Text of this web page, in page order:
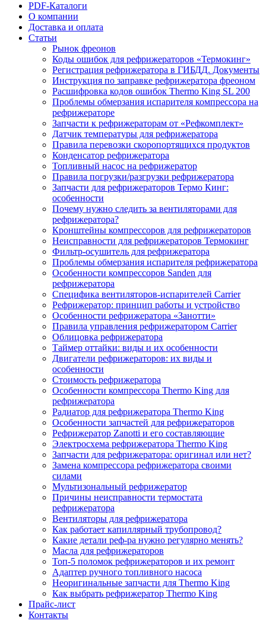
PDF-Каталоги
О компании
Доставка и оплата
Статьи
Рынок фреонов
Коды ошибок для рефрижераторов «Термокинг»
Регистрация рефрижератора в ГИБДД. Документы
Инструкция по заправке рефрижератора фреоном
Расшифровка кодов ошибок Thermo King SL 200
Проблемы обмерзания испарителя компрессора на
рефрижераторе
Запчасти к рефрижераторам от «Рефкомплект»
Датчик температуры для рефрижератора
Правила перевозки скоропортящихся продуктов
Конденсатор рефрижератора
Топливный насос на рефрижератор
Правила погрузки/разгрузки рефрижератора
Запчасти для рефрижераторов Термо Кинг:
особенности
Почему нужно следить за вентиляторами для
рефрижератора?
Кронштейны компрессоров для рефрижераторов
Неисправности для рефрижераторов Термокинг
Фильтр-осушитель для рефрижератора
Проблемы обмерзания испарителя рефрижератора
Особенности компрессоров Sanden для
рефрижератора
Специфика вентиляторов-испарителей Carrier
Рефрижератор: принцип работы и устройство
Особенности рефрижератора «Занотти»
Правила управления рефрижератором Carrier
Облицовка рефрижератора
Таймер оттайки: виды и их особенности
Двигатели рефрижераторов: их виды и
особенности
Стоимость рефрижератора
Особенности компрессора Thermo King для
рефрижератора
Радиатор для рефрижератора Thermo King
Особенности запчастей для рефрижераторов
Рефрижератор Zanotti и его составляющие
Электросхема рефрижератора Thermo King
Запчасти для рефрижератора: оригинал или нет?
Замена компрессора рефрижератора своими
силами
Мультизональный рефрижератор
Причины неисправности термостата
рефрижератора
Вентиляторы для рефрижератора
Как работает капиллярный трубопровод?
Какие детали реф-ра нужно регулярно менять?
Масла для рефрижераторов
Топ-5 поломок рефрижераторов и их ремонт
Адаптер ручного топливного насоса
Неоригинальные запчасти для Thermo King
Как выбрать рефрижератор Thermo King
Прайс-лист
Контакты